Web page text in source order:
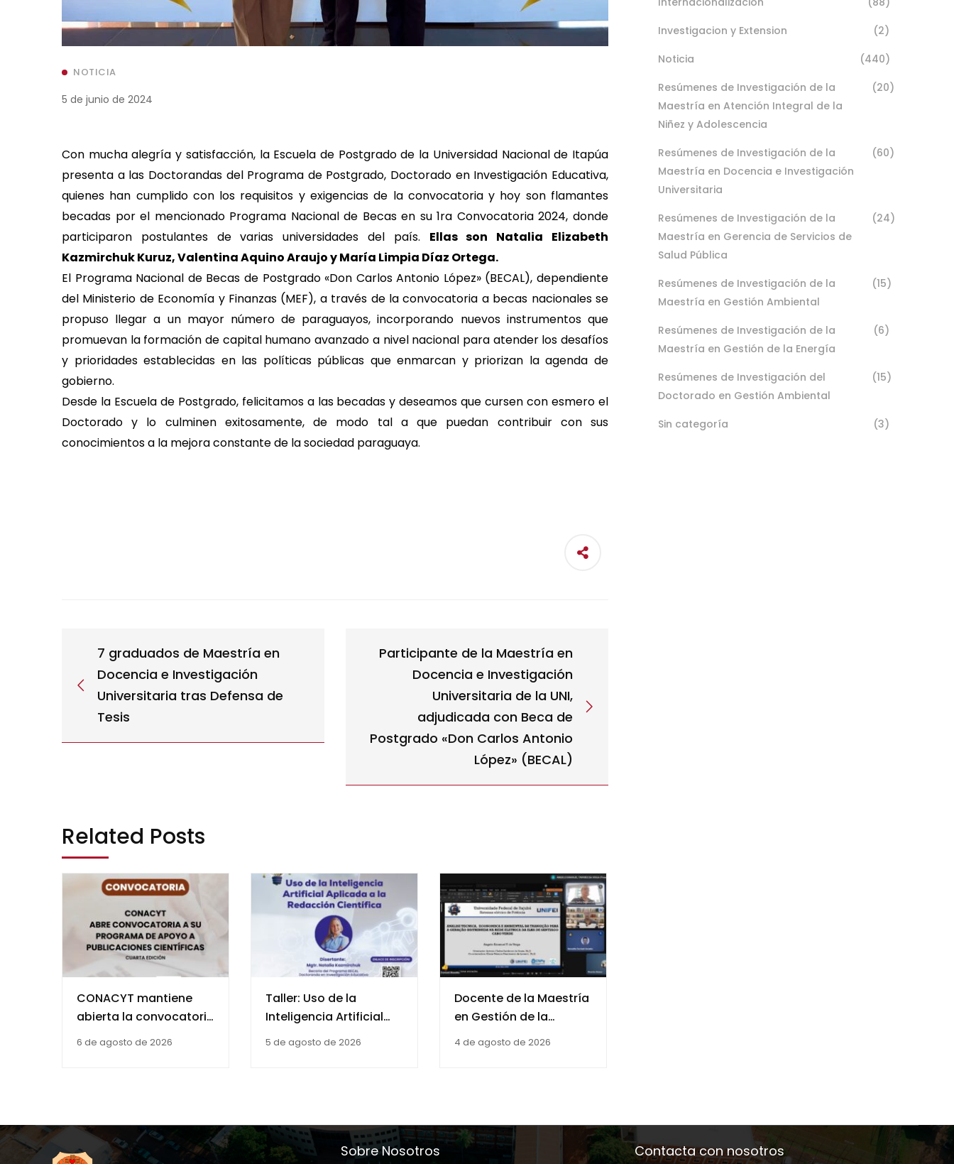
NOTICIA
5 de junio de 2024
Con mucha alegría y satisfacción, la Escuela de Postgrado de la Universidad Nacional de Itapúa
presenta a las Doctorandas del Programa de Postgrado, Doctorado en Investigación Educativa,
quienes han cumplido con los requisitos y exigencias de la convocatoria y hoy son flamantes
becadas por el mencionado Programa Nacional de Becas en su 1ra Convocatoria 2024, donde
participaron postulantes de varias universidades del país. Ellas son Natalia Elizabeth
Kazmirchuk Kuruz, Valentina Aquino Araujo y María Limpia Díaz Ortega.
El Programa Nacional de Becas de Postgrado «Don Carlos Antonio López» (BECAL), dependiente
del Ministerio de Economía y Finanzas (MEF), a través de la convocatoria a becas nacionales se
propuso llegar a un mayor número de paraguayos, incorporando nuevos instrumentos que
promuevan la formación de capital humano avanzado a nivel nacional para atender los desafíos
y prioridades establecidas en las políticas públicas que enmarcan y priorizan la agenda de
gobierno.
Desde la Escuela de Postgrado, felicitamos a las becadas y deseamos que cursen con esmero el
Doctorado y lo culminen exitosamente, de modo tal a que puedan contribuir con sus
conocimientos a la mejora constante de la sociedad paraguaya.
7 graduados de Maestría en
Docencia e Investigación
Universitaria tras Defensa de
Tesis
Participante de la Maestría en
Docencia e Investigación
Universitaria de la UNI,
adjudicada con Beca de
Postgrado «Don Carlos Antonio
López» (BECAL)
Related Posts
CONACYT mantiene
abierta la convocatoria
de la cuarta edición del
6 de agosto de 2026
Taller: Uso de la
Inteligencia Artificial
Aplicada a la
5 de agosto de 2026
Docente de la Maestría
en Gestión de la
Energía formó parte de
4 de agosto de 2026
Investigacion y Extension
(2)
Noticia
(440)
Resúmenes de Investigación de la
Maestría en Atención Integral de la
Niñez y Adolescencia
(20)
Resúmenes de Investigación de la
Maestría en Docencia e Investigación
Universitaria
(60)
Resúmenes de Investigación de la
Maestría en Gerencia de Servicios de
Salud Pública
(24)
Resúmenes de Investigación de la
Maestría en Gestión Ambiental
(15)
Resúmenes de Investigación de la
Maestría en Gestión de la Energía
(6)
Resúmenes de Investigación del
Doctorado en Gestión Ambiental
(15)
Sin categoría (3)
Sobre Nosotros Contacta con nosotros